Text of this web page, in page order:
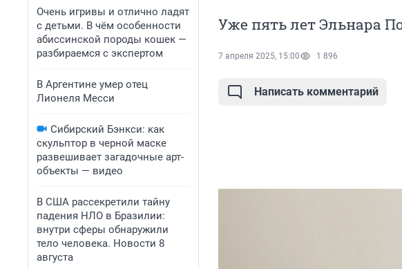
Очень игривы и отлично ладят
с детьми. В чём особенности
абиссинской породы кошек —
разбираемся с экспертом
В Аргентине умер отец
Лионеля Месси
Сибирский Бэнкси: как
скульптор в черной маске
развешивает загадочные арт-
объекты — видео
В США рассекретили тайну
падения НЛО в Бразилии:
внутри сферы обнаружили
тело человека. Новости 8
августа
Уже пять лет Эльнара
7 апреля 2025, 15:00 1 896
Написать комментарий